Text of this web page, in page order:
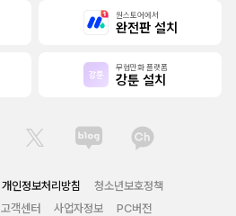
원스토어에서
완전판 설치
무협만화 플랫폼
강툰 설치
개인정보처리방침
청소년보호정책
고객센터 사업자정보 PC버전